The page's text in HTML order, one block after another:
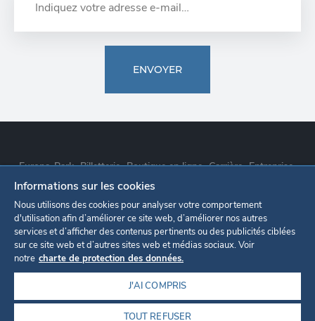
ENVOYER
Europa-Park Billetterie Boutique en ligne Carrière Entreprise
Déclaration de confidentialité Paramètres des cookies
Mentions légales
Informations sur les cookies
Nous utilisons des cookies pour analyser votre comportement
d'utilisation afin d’améliorer ce site web, d’améliorer nos autres
services et d’afficher des contenus pertinents ou des publicités ciblées
sur ce site web et d’autres sites web et médias sociaux. Voir
notre charte de protection des données.
J'AI COMPRIS
TOUT REFUSER